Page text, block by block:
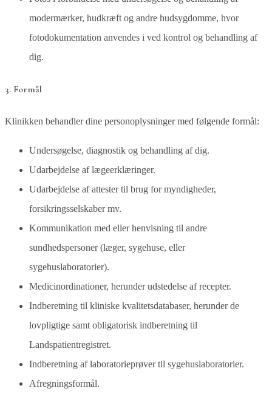
modermærker, hudkræft og andre hudsygdomme, hvor
fotodokumentation anvendes i ved kontrol og behandling af
dig.
3. Formål
Klinikken behandler dine personoplysninger med følgende formål:
Undersøgelse, diagnostik og behandling af dig.
Udarbejdelse af lægeerklæringer.
Udarbejdelse af attester til brug for myndigheder,
forsikringsselskaber mv.
Kommunikation med eller henvisning til andre
sundhedspersoner (læger, sygehuse, eller
sygehuslaboratorier).
Medicinordinationer, herunder udstedelse af recepter.
Indberetning til kliniske kvalitetsdatabaser, herunder de
lovpligtige samt obligatorisk indberetning til
Landspatientregistret.
Indberetning af laboratorieprøver til sygehuslaboratorier.
Afregningsformål.